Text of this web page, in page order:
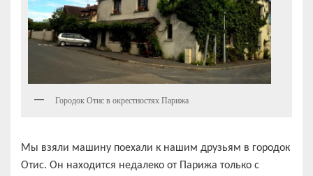
Городок Отис в окрестностях Парижа
Мы взяли машину поехали к нашим друзьям в городок
Отис. Он находится недалеко от Парижа только с